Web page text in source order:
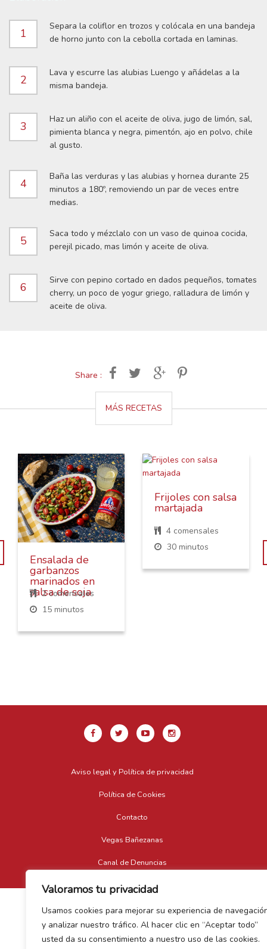
Valoramos tu privacidad
Usamos cookies para mejorar su experiencia de
y analizar nuestro tráfico. Al hacer clic en “Aceptar todo”
usted da su consentimiento a nuestro uso de las cookies.
1
Separa la coliflor en trozos y colócala en una bandeja
de horno junto con la cebolla cortada en laminas.
2
Lava y escurre las alubias Luengo y añádelas a la
misma bandeja.
3
Haz un aliño con el aceite de oliva, jugo de limón, sal,
pimienta blanca y negra, pimentón, ajo en polvo, chile
al gusto.
4
Baña las verduras y las alubias y hornea durante 25
minutos a 180º, removiendo un par de veces entre
medias.
5
Saca todo y mézclalo con un vaso de quinoa cocida,
perejil picado, mas limón y aceite de oliva.
6
Sirve con pepino cortado en dados pequeños, tomates
cherry, un poco de yogur griego, ralladura de limón y
aceite de oliva.
Share :
MÁS RECETAS
Ensalada de
garbanzos
marinados en
salsa de soja
2 comensales
15 minutos
Frijoles con salsa
martajada
4 comensales
30 minutos
Aviso legal y Política de privacidad
Política de Cookies
Contacto
Vegas Bañezanas
Canal de Denuncias